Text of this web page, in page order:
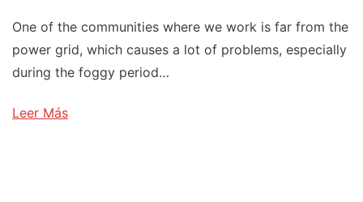
One of the communities where we work is far from the
power grid, which causes a lot of problems, especially
during the foggy period…
Leer Más